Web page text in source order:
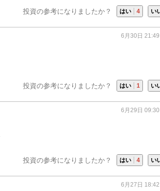
投資の参考になりましたか？ はい 4 い
6月30日 21:49
投資の参考になりましたか？ はい 1 い
6月29日 09:30
投資の参考になりましたか？ はい 4 い
6月27日 18:42